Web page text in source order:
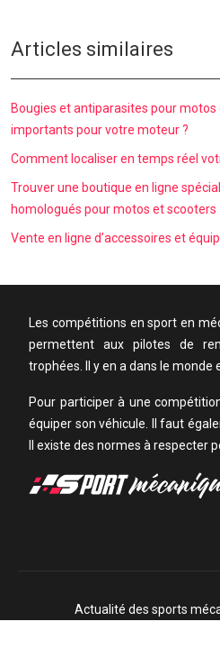
Articles similaires
Bougies et antiparasites pour motos
importants pour votre moteur ?
Comment localiser en temps réel
Trouver une boutique en ligne
homologués pour motos et scooters
Vente en ligne d’accessoires et
Les compétitions en sport en
permettent aux pilotes de
trophées. Il y en a dans le monde
Pour participer à une
équiper son véhicule. Il faut
Il existe des normes à respecter
Actualité des sports